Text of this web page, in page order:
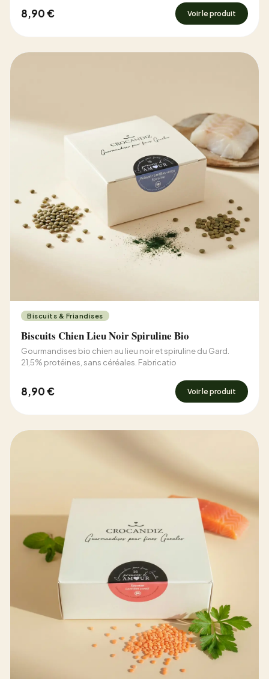
8,90 € Voir le produit
Biscuits & Friandises
Biscuits Chien Lieu Noir Spiruline Bio
Gourmandises bio chien au lieu noir et spiruline du Gard.
21,5% protéines, sans céréales. Fabricatio
8,90 € Voir le produit